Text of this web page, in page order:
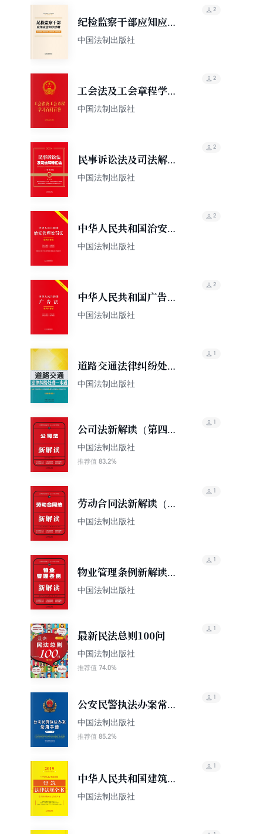
纪检监察干部应知应会
知识手册
中国法制出版社
2
工会法及工会章程学习
百问百答（2023年版）
中国法制出版社
2
民事诉讼法及司法解释
汇编（含指导案例）
中国法制出版社
2
中华人民共和国治安管
理处罚法：案例注释版
中国法制出版社
2
中华人民共和国广告
法：案例注释版（双色
中国法制出版社
2
道路交通法律纠纷处理
一本通
中国法制出版社
1
公司法新解读（第四
版）
中国法制出版社
推荐值 83.2%
1
劳动合同法新解读（第
四版）
中国法制出版社
1
物业管理条例新解读
（第四版）
中国法制出版社
1
最新民法总则100问
中国法制出版社
推荐值 74.0%
1
公安民警执法办案常用
手册（第十一版）
中国法制出版社
推荐值 85.2%
1
中华人民共和国建筑法
律法规全书（含典型案
中国法制出版社
1